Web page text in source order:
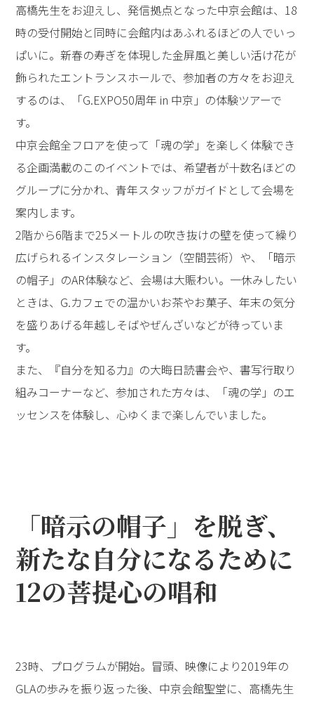
高橋先生をお迎えし、発信拠点となった中京会館は、18
時の受付開始と同時に会館内はあふれるほどの人でいっ
ぱいに。新春の寿ぎを体現した金屏風と美しい活け花が
飾られたエントランスホールで、参加者の方々をお迎え
するのは、「G.EXPO50周年 in 中京」の体験ツアーで
す。
中京会館全フロアを使って「魂の学」を楽しく体験でき
る企画満載のこのイベントでは、希望者が十数名ほどの
グループに分かれ、青年スタッフがガイドとして会場を
案内します。
2階から6階まで25メートルの吹き抜けの壁を使って繰り
広げられるインスタレーション（空間芸術）や、「暗示
の帽子」のAR体験など、会場は大賑わい。一休みしたい
ときは、G.カフェでの温かいお茶やお菓子、年末の気分
を盛りあげる年越しそばやぜんざいなどが待っていま
す。
また、『自分を知る力』の大晦日読書会や、書写行取り
組みコーナーなど、参加された方々は、「魂の学」のエ
ッセンスを体験し、心ゆくまで楽しんでいました。
「暗示の帽子」を脱ぎ、
新たな自分になるために
――12の菩提心の唱和
23時、プログラムが開始。冒頭、映像により2019年の
GLAの歩みを振り返った後、中京会館聖堂に、高橋先生